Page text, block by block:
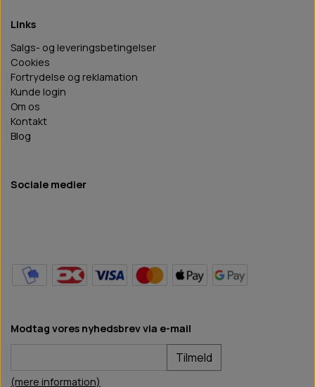
Links
Salgs- og leveringsbetingelser
Cookies
Fortrydelse og reklamation
Kunde login
Om os
Kontakt
Blog
Sociale medier
Modtag vores nyhedsbrev via e-mail
Tilmeld
(mere information)